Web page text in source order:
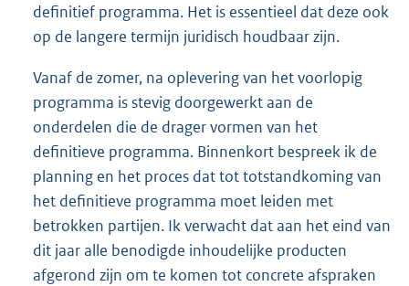
definitief programma. Het is essentieel dat deze ook
op de langere termijn juridisch houdbaar zijn.
Vanaf de zomer, na oplevering van het voorlopig
programma is stevig doorgewerkt aan de
onderdelen die de drager vormen van het
definitieve programma. Binnenkort bespreek ik de
planning en het proces dat tot totstandkoming van
het definitieve programma moet leiden met
betrokken partijen. Ik verwacht dat aan het eind van
dit jaar alle benodigde inhoudelijke producten
afgerond zijn om te komen tot concrete afspraken